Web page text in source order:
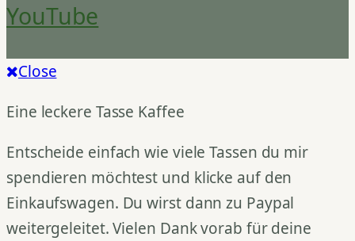
YouTube
Close
Eine leckere Tasse Kaffee
Entscheide einfach wie viele Tassen du mir
spendieren möchtest und klicke auf den
Einkaufswagen. Du wirst dann zu Paypal
weitergeleitet. Vielen Dank vorab für deine